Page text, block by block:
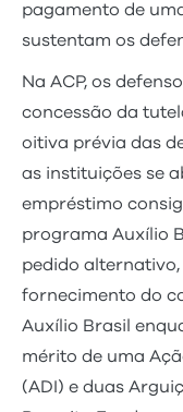
pagamento de
sustentam os
Na ACP, os
concessão da
oitiva prévia das
as instituições se
empréstimo
programa Auxílio
pedido
fornecimento do
Auxílio Brasil
mérito de uma
(ADI) e duas